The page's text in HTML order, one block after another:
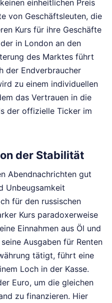
einheitlichen Preis
von Geschäftsleuten, die
Kurs für ihre Geschäfte
in London an den
des Marktes führt
der Endverbraucher
zu einem individuellen
das Vertrauen in die
der offizielle Ticker im
der Stabilität
Abendnachrichten gut
Unbeugsamkeit
für den russischen
Kurs paradoxerweise
Einnahmen aus Öl und
Ausgaben für Renten
tätigt, führt eine
Loch in der Kasse.
Euro, um die gleichen
zu finanzieren. Hier